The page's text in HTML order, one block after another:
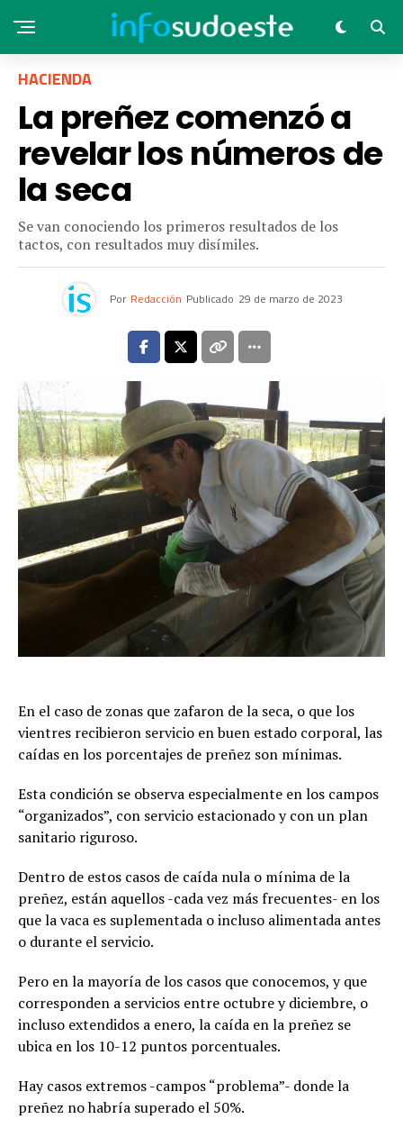
HACIENDA
La preñez comenzó a
revelar los números de
la seca
Se van conociendo los primeros resultados de los
tactos, con resultados muy disímiles.
Por Redacción Publicado 29 de marzo de 2023
En el caso de zonas que zafaron de la seca, o que los
vientres recibieron servicio en buen estado corporal, las
caídas en los porcentajes de preñez son mínimas.
Esta condición se observa especialmente en los campos
“organizados”, con servicio estacionado y con un plan
sanitario riguroso.
Dentro de estos casos de caída nula o mínima de la
preñez, están aquellos -cada vez más frecuentes- en los
que la vaca es suplementada o incluso alimentada antes
o durante el servicio.
Pero en la mayoría de los casos que conocemos, y que
corresponden a servicios entre octubre y diciembre, o
incluso extendidos a enero, la caída en la preñez se
ubica en los 10-12 puntos porcentuales.
Hay casos extremos -campos “problema”- donde la
preñez no habría superado el 50%.